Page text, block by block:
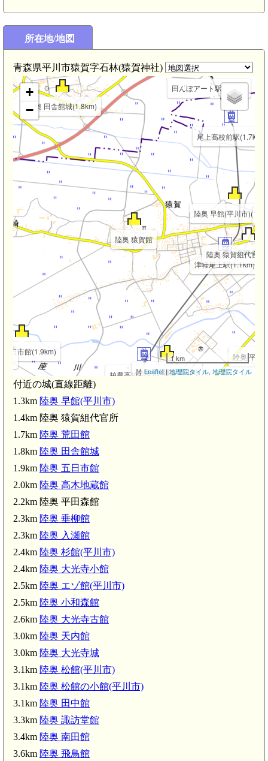
所在地/地図
青森県平川市猿賀字石林(猿賀神社)
津軽尾上駅(1.1km)
柏農高校前駅(1.6km)
尾上高校前駅(1.7km)
田んぼアート駅(2.0km)
田舎館駅(2.4km)
陸奥 猿賀館
陸奥 早館(平川市
陸奥 猿賀組代官所
陸奥 荒田館(1.7km)
陸奥 田舎館城(1.8km)
五日市館(1.9km)
陸奥 平田
陸奥 垂柳館(2.3km)
陸奥 大光寺小館(2.4km)
陸奥 大光寺城(3.0km)
+
−
1 km
Leaflet|地理院タイル, 地理院タイル
付近の城(直線距離)
1.3km 陸奥 早館(平川市)
1.4km 陸奥 猿賀組代官所
1.7km 陸奥 荒田館
1.8km 陸奥 田舎館城
1.9km 陸奥 五日市館
2.0km 陸奥 高木地蔵館
2.2km 陸奥 平田森館
2.3km 陸奥 垂柳館
2.3km 陸奥 入瀬館
2.4km 陸奥 杉館(平川市)
2.4km 陸奥 大光寺小館
2.5km 陸奥 エゾ館(平川市)
2.5km 陸奥 小和森館
2.6km 陸奥 大光寺古館
3.0km 陸奥 天内館
3.0km 陸奥 大光寺城
3.1km 陸奥 松館(平川市)
3.1km 陸奥 松館の小館(平川市)
3.1km 陸奥 田中館
3.3km 陸奥 諏訪堂館
3.4km 陸奥 南田館
3.6km 陸奥 飛鳥館